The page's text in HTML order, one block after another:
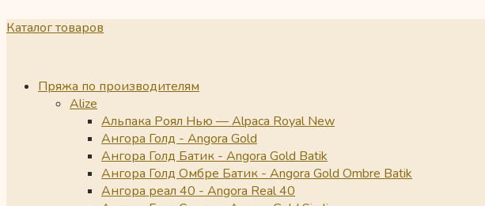
Каталог товаров
Пряжа по производителям
Alize
Альпака Роял Нью — Alpaca Royal New
Ангора Голд - Angora Gold
Ангора Голд Батик - Angora Gold Batik
Ангора Голд Омбре Батик - Angora Gold Ombre Batik
Ангора реал 40 - Angora Real 40